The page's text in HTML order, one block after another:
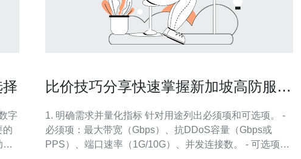
的
我
比价技巧分享快速掌握新加坡高防服务
1. 明确需求并量化指标 针对用途列出必须项和可选项。 -
必须项：最大带宽（Gbps）、抗DDoS容量（Gbps或
PPS）、端口速率（1G/10G）、并发连接数。 - 可选项：